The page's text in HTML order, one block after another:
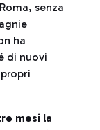
senza
ha
di nuovi
mesi la